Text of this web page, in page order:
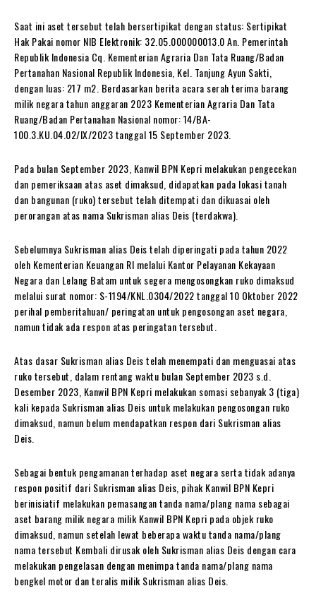
Saat ini aset tersebut telah bersertipikat dengan status: Sertipikat
Hak Pakai nomor NIB Elektronik: 32.05.000000013.0 An. Pemerintah
Republik Indonesia Cq. Kementerian Agraria Dan Tata Ruang/Badan
Pertanahan Nasional Republik Indonesia, Kel. Tanjung Ayun Sakti,
dengan luas: 217 m2. Berdasarkan berita acara serah terima barang
milik negara tahun anggaran 2023 Kementerian Agraria Dan Tata
Ruang/Badan Pertanahan Nasional nomor: 14/BA-
100.3.KU.04.02/IX/2023 tanggal 15 September 2023.
Pada bulan September 2023, Kanwil BPN Kepri melakukan pengecekan
dan pemeriksaan atas aset dimaksud, didapatkan pada lokasi tanah
dan bangunan (ruko) tersebut telah ditempati dan dikuasai oleh
perorangan atas nama Sukrisman alias Deis (terdakwa).
Sebelumnya Sukrisman alias Deis telah diperingati pada tahun 2022
oleh Kementerian Keuangan RI melalui Kantor Pelayanan Kekayaan
Negara dan Lelang Batam untuk segera mengosongkan ruko dimaksud
melalui surat nomor: S-1194/KNL.0304/2022 tanggal 10 Oktober 2022
perihal pemberitahuan/ peringatan untuk pengosongan aset negara,
namun tidak ada respon atas peringatan tersebut.
Atas dasar Sukrisman alias Deis telah menempati dan menguasai atas
ruko tersebut, dalam rentang waktu bulan September 2023 s.d.
Desember 2023, Kanwil BPN Kepri melakukan somasi sebanyak 3 (tiga)
kali kepada Sukrisman alias Deis untuk melakukan pengosongan ruko
dimaksud, namun belum mendapatkan respon dari Sukrisman alias
Deis.
Sebagai bentuk pengamanan terhadap aset negara serta tidak adanya
respon positif dari Sukrisman alias Deis, pihak Kanwil BPN Kepri
berinisiatif melakukan pemasangan tanda nama/plang nama sebagai
aset barang milik negara milik Kanwil BPN Kepri pada objek ruko
dimaksud, namun setelah lewat beberapa waktu tanda nama/plang
nama tersebut Kembali dirusak oleh Sukrisman alias Deis dengan cara
melakukan pengelasan dengan menimpa tanda nama/plang nama
bengkel motor dan teralis milik Sukrisman alias Deis.